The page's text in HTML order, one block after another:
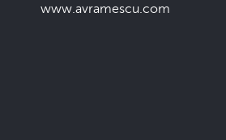
www.avramescu.com